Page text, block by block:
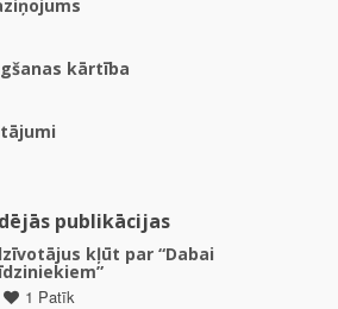
kārtība
publikācijas
kļūt par “Dabai
1 Patīk